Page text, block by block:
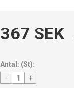
367 SEK
Antal: (St):
- +